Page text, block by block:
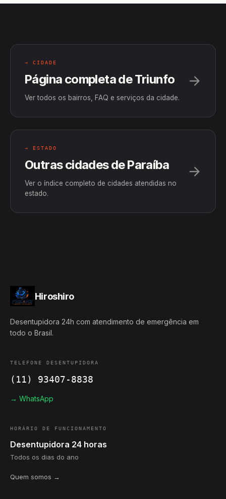
→ CIDADE
Página completa de Triunfo
Ver todos os bairros, FAQ e serviços da cidade.
→ ESTADO
Outras cidades de Paraíba
Ver o índice completo de cidades atendidas no
estado.
Hiroshiro
Desentupidora 24h com atendimento de emergência em
todo o Brasil.
TELEFONE DESENTUPIDORA
(11) 93407-8838
→ WhatsApp
HORÁRIO DE FUNCIONAMENTO
Desentupidora 24 horas
Todos os dias do ano
Quem somos →